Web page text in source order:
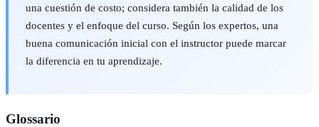
una cuestión de costo; considera también la calidad de los
docentes y el enfoque del curso. Según los expertos, una
buena comunicación inicial con el instructor puede marcar
la diferencia en tu aprendizaje.
Glossario